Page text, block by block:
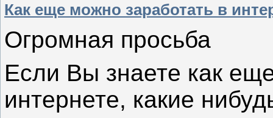
Как еще можно заработать в
Огромная просьба
Если Вы знаете как
интернете, какие